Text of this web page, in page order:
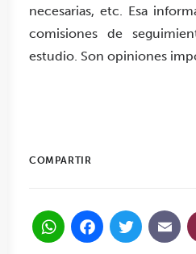
necesarias, etc. Esa
comisiones de
estudio. Son opiniones
COMPARTIR
WhatsApp